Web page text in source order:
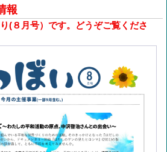
報
(８月号）です。どうぞご覧くださ